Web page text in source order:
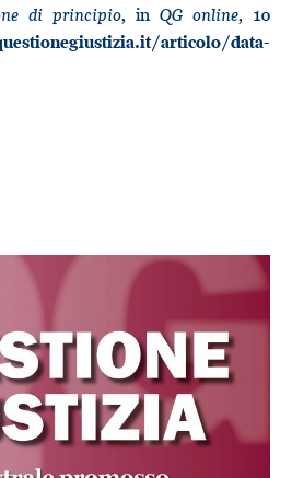
di principio, in QG online, 10
articolo/data-